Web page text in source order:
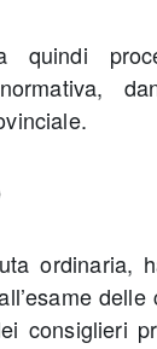
quindi
ordinaria,
consiglieri